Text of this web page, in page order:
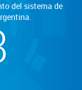
del sistema de